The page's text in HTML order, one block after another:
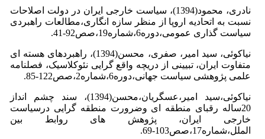
نادری، محمود(1394)، سیاست خارجی ایران در دولت اصلاحات
نسبت به اتحادیه اروپا از منظر سازه انگاری،مطالعات راهبردی
سیاست گذاری عمومی،دوره6،شماره19،صص92-41.
نیاکوئی، سید امیر، صفری، محسن(1394)، راهبردهای هسته ای
متفاوت ایران، تبیینی از دریچه واقع گرایی نئوکلاسیک، فصلنامه
علمی پژوهشی سیاست جهانی،دوره6،شماره2،صص122-85.
نیاکوئی،سید امیر،عسگریان،محسن(1394)، سند چشم انداز
20ساله رقباى منطقه اى وضرورت منطقه گرایی درسیاست
خارجی ایران، پژوهش های روابط بین
الملل،شماره17،صص103-69.